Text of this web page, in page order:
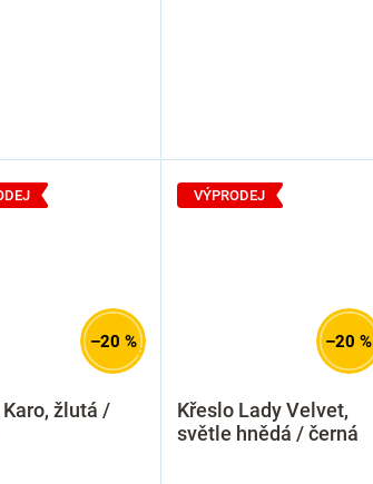
–20 %
žlutá /
VÝPRODEJ
–20 %
Křeslo Lady Velvet,
světle hnědá / černá